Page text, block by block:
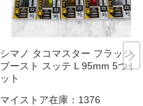
シマノ タコマスター フラッシュ
ブースト スッテ L 95mm 5つセ
ット
マイストア在庫： 1376